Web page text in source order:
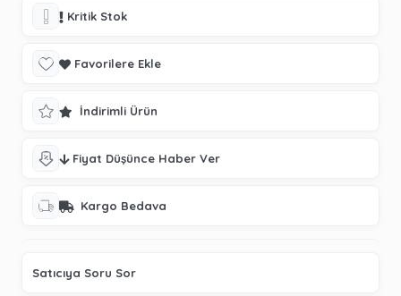
Kritik Stok
Favorilere Ekle
İndirimli Ürün
Fiyat Düşünce Haber Ver
Kargo Bedava
Satıcıya Soru Sor